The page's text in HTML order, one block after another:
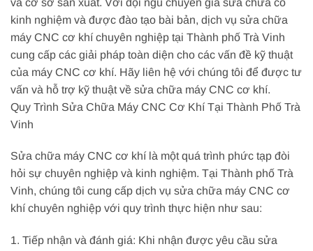
kinh nghiệm và được đào tạo bài bản, dịch vụ sửa chữa
máy CNC cơ khí chuyên nghiệp tại Thành phố Trà Vinh
cung cấp các giải pháp toàn diện cho các vấn đề kỹ thuật
của máy CNC cơ khí. Hãy liên hệ với chúng tôi để được tư
vấn và hỗ trợ kỹ thuật về sửa chữa máy CNC cơ khí.
Quy Trình Sửa Chữa Máy CNC Cơ Khí Tại Thành Phố Trà
Vinh
Sửa chữa máy CNC cơ khí là một quá trình phức tạp đòi
hỏi sự chuyên nghiệp và kinh nghiệm. Tại Thành phố Trà
Vinh, chúng tôi cung cấp dịch vụ sửa chữa máy CNC cơ
khí chuyên nghiệp với quy trình thực hiện như sau:
1. Tiếp nhận và đánh giá: Khi nhận được yêu cầu sửa